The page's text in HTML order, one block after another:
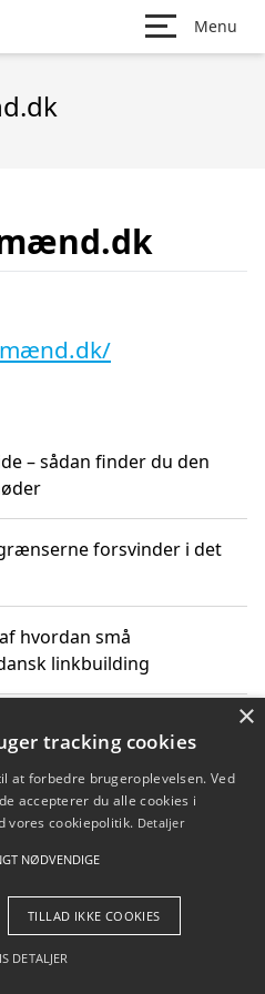
Menu
– sådan finder du den
forsvinder i det
hvordan små
linkbuilding
ekspert og vælg den
din løsning
- Pilanto Aps
×
tracking cookies
at forbedre brugeroplevelsen. Ved
accepterer du alle cookies i
vores cookiepolitik. Detaljer
NØDVENDIGE
TILLAD IKKE COOKIES
DETALJER